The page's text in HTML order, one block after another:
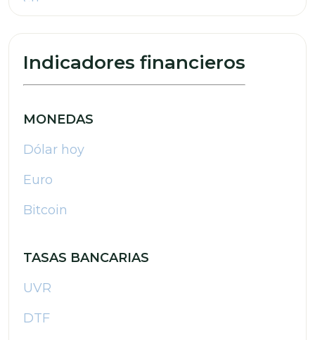
Indicadores financieros
MONEDAS
Dólar hoy
Euro
Bitcoin
TASAS BANCARIAS
UVR
DTF